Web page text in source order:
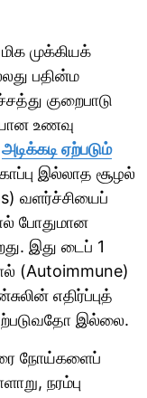
முக்கியக்
பதின்ம
குறைபாடு
உணவு
அடிக்கடி ஏற்படும்
இல்லாத சூழல்
வளர்ச்சியைப்
போதுமான
இது டைப் 1
(Autoimmune)
எதிர்ப்புத்
இல்லை.
நோய்களைப்
நரம்பு